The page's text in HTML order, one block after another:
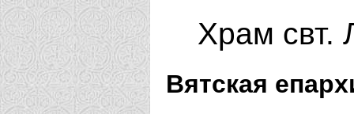
Храм свт.
Вятская